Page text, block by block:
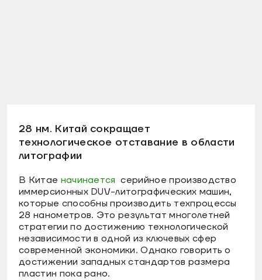
28 нм. Китай сокращает
технологическое отставание в области
литографии
В Китае начинается серийное производство
иммерсионных DUV-литографических машин,
которые способны производить техпроцессы
28 нанометров. Это результат многолетней
стратегии по достижению технологической
независимости в одной из ключевых сфер
современной экономики. Однако говорить о
достижении западных стандартов размера
пластин пока рано.